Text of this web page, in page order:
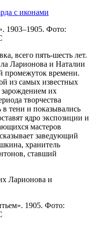
с иконами
1903–1905. Фото:
всего пять-шесть лет.
Ларионова и Наталии
промежуток времени.
из самых известных
их
творчества
в тени и показывались
ядро экспозиции и
мастеров
заведующий
хранитель
ставший
1905. Фото: